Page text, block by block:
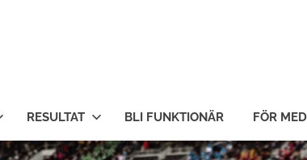
RESULTAT BLI FUNKTIONÄR FÖR